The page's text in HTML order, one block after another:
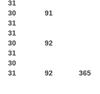
31
30
91
31
31
30
92
31
30
31 92 365